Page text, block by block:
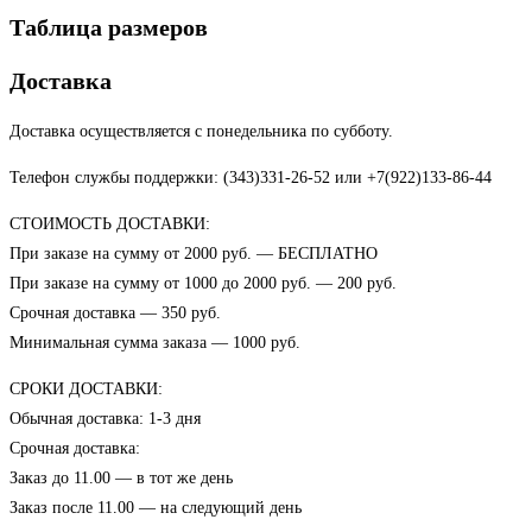
Таблица размеров
Доставка
Доставка осуществляется с понедельника по субботу.
Телефон службы поддержки: (343)331-26-52 или +7(922)133-86-44
СТОИМОСТЬ ДОСТАВКИ:
При заказе на сумму от 2000 руб. — БЕСПЛАТНО
При заказе на сумму от 1000 до 2000 руб. — 200 руб.
Срочная доставка — 350 руб.
Минимальная сумма заказа — 1000 руб.
СРОКИ ДОСТАВКИ:
Обычная доставка: 1-3 дня
Срочная доставка:
Заказ до 11.00 — в тот же день
Заказ после 11.00 — на следующий день